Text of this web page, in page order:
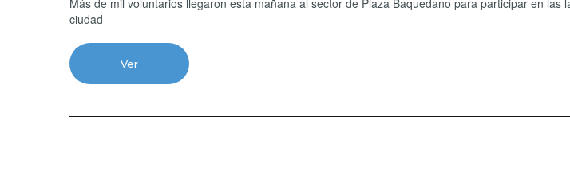
Más de mil voluntarios llegaron esta mañana al sector de Plaza Baquedano para participar en las
ciudad
Ver